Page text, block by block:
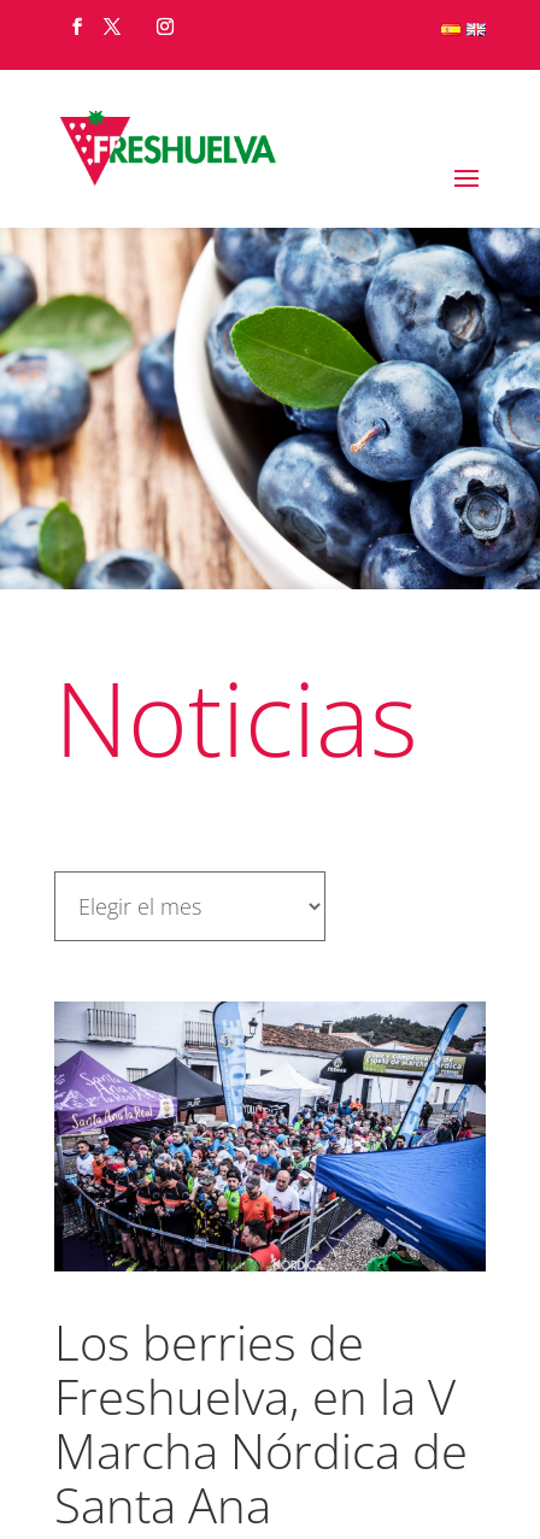
Noticias
Los berries de
Freshuelva, en la V
Marcha Nórdica de
Santa Ana